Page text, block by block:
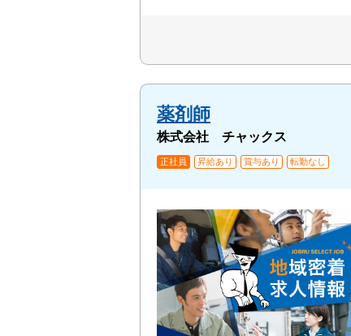
薬剤師
株式会社 チャックス
正社員 昇給あり 賞与あり 転勤なし